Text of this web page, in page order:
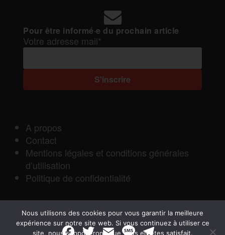
Pour être informé·e du prochain article
Votre adresse mail*
A propos
Contact
Mentions légales et conditions générales
d’utilisation
Politique de confidentialité
F T E M T
Nous utilisons des cookies pour vous garantir la meilleure
expérience sur notre site web. Si vous continuez à utiliser ce
site, nous supposerons que vous en êtes satisfait.